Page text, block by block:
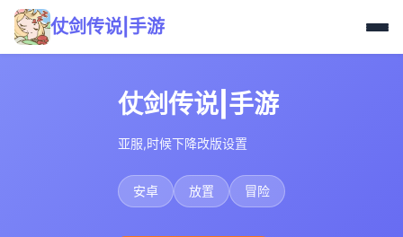
仗剑传说|手游
仗剑传说|手游
亚服,时候下降改版设置
安卓 放置 冒险